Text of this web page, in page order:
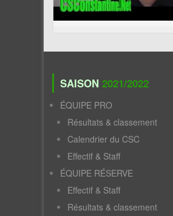
SAISON 2021/2022
ÉQUIPE PRO
Résultats & classement
Calendrier du CSC
Effectif & Staff
ÉQUIPE RÉSERVE
Effectif & Staff
Résultats & classement